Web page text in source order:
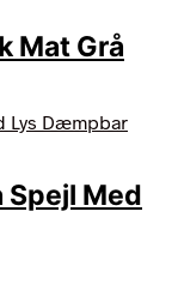
Mat Grå
Spejl Med